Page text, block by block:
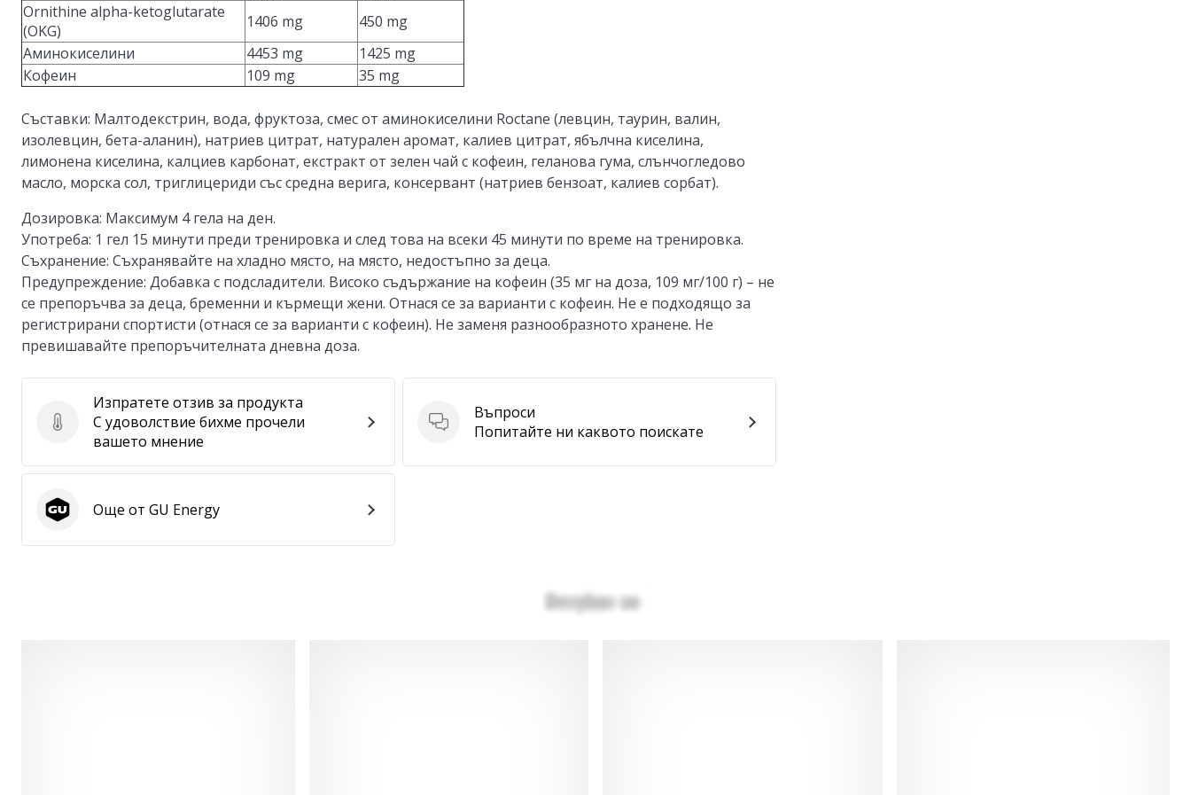
Ornithine alpha-ketoglutarate
(OKG)
1406 mg
450 mg
Аминокиселини
4453 mg
1425 mg
Кофеин
109 mg 35 mg
Съставки: Малтодекстрин, вода, фруктоза, смес от аминокиселини Roctane (левцин, таурин, валин,
изолевцин, бета-аланин), натриев цитрат, натурален аромат, калиев цитрат, ябълчна киселина,
лимонена киселина, калциев карбонат, екстракт от зелен чай с кофеин, геланова гума, слънчогледово
масло, морска сол, триглицериди със средна верига, консервант (натриев бензоат, калиев сорбат).
Дозировка: Максимум 4 гела на ден.
Употреба: 1 гел 15 минути преди тренировка и след това на всеки 45 минути по време на тренировка.
Съхранение: Съхранявайте на хладно място, на място, недостъпно за деца.
Предупреждение: Добавка с подсладители. Високо съдържание на кофеин (35 мг на доза, 109 мг/100 г) – не
се препоръчва за деца, бременни и кърмещи жени. Отнася се за варианти с кофеин. Не е подходящо за
регистрирани спортисти (отнася се за варианти с кофеин). Не заменя разнообразното хранене. Не
превишавайте препоръчителната дневна доза.
Изпратете отзив за продукта
Изпратете отзив за продукта
С удоволствие бихме прочели
вашето мнение
Въпроси
Въпроси
Попитайте ни каквото поискате
GU EnergyОще от GU Energy